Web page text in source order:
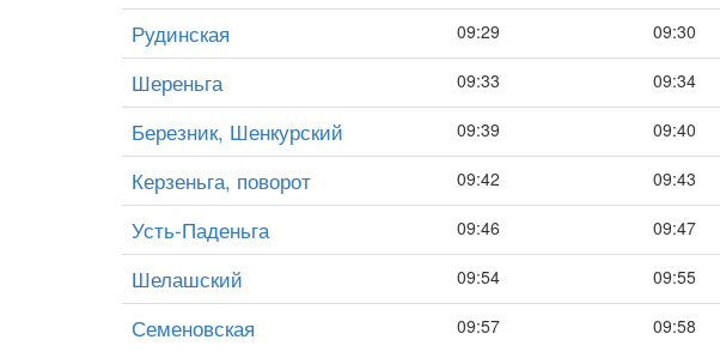
Рудинская 09:29 09:30
Шереньга 09:33 09:34
Березник, Шенкурский 09:39 09:40
Керзеньга, поворот 09:42 09:43
Усть-Паденьга 09:46 09:47
Шелашский 09:54 09:55
Семеновская 09:57 09:58